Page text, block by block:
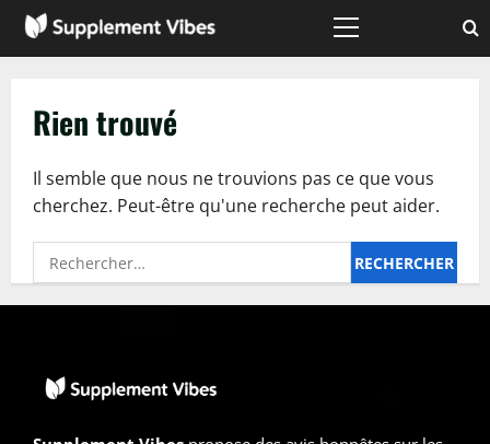
Passer
Menu
Rien trouvé
Il semble que nous ne trouvions pas ce que vous
cherchez. Peut-être qu'une recherche peut aider.
Rechercher :